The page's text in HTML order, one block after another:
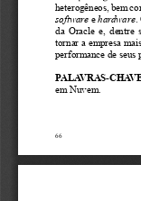
66
heterogêneos, bem
software e hardware.
da Oracle e, dentre
tornar a empresa
performance de seus
PALAVRAS-
em Nuvem.